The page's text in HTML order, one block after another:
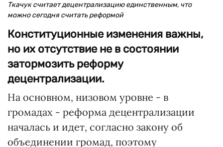
Ткачук считает децентрализацию единственным, что
можно сегодня считать реформой
Конституционные изменения важны,
но их отсутствие не в состоянии
затормозить реформу
децентрализации.
На основном, низовом уровне - в
громадах - реформа децентрализации
началась и идет, согласно закону об
объединении громад, поэтому